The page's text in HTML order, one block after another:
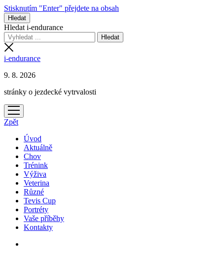
Stisknutím "Enter" přejdete na obsah
Hledat
Hledat i-endurance
i-endurance
9. 8. 2026
stránky o jezdecké vytrvalosti
otevřít
menu
Zpět
Úvod
Aktuálně
Chov
Trénink
Výživa
Veterina
Různé
Tevis Cup
Portréty
Vaše příběhy
Kontakty